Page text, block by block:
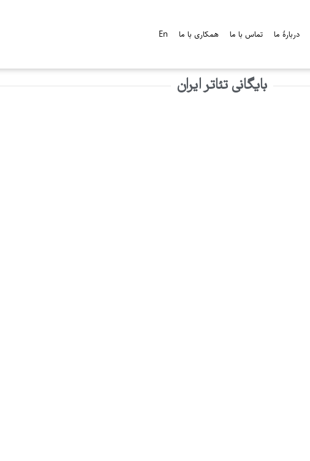
دربارۀ ما تماس با ما همکاری با ما En
بایگانی تئاتر ایران